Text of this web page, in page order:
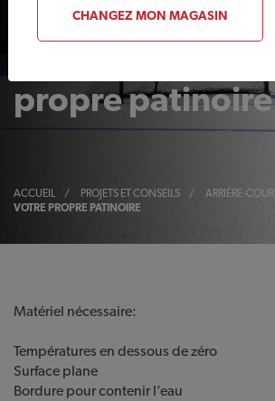
propre patinoire
ACCUEIL / PROJETS ET CONSEILS / ARRIÈRE-COUR
VOTRE PROPRE PATINOIRE
Matériel nécessaire:
Températures en dessous de zéro
Surface plane
Bordure pour contenir l’eau
CHANGEZ MON MAGASIN